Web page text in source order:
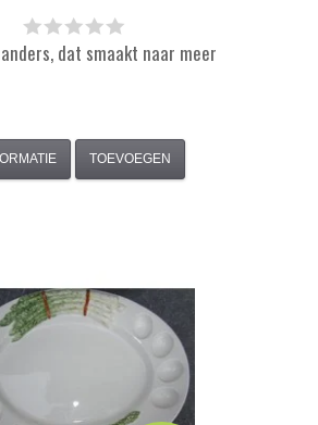
dat smaakt naar meer
TOEVOEGEN